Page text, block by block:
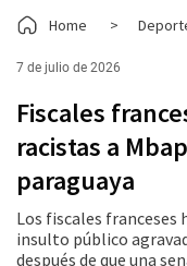
Home >
7 de julio de 2026
Fiscales
racistas a
paraguaya
Los fiscales
insulto público
después de que una